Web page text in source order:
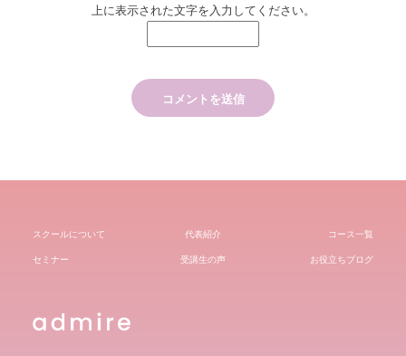
上に表示された文字を入力してください。
スクールについて 代表紹介
コース一覧
セミナー
受講生の声 お役立ちブログ